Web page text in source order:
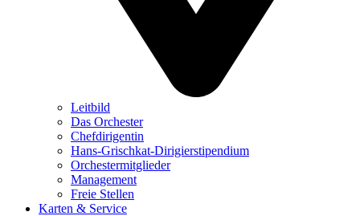
Leitbild
Das Orchester
Chefdirigentin
Hans-Grischkat-Dirigierstipendium
Orchestermitglieder
Management
Freie Stellen
Karten & Service